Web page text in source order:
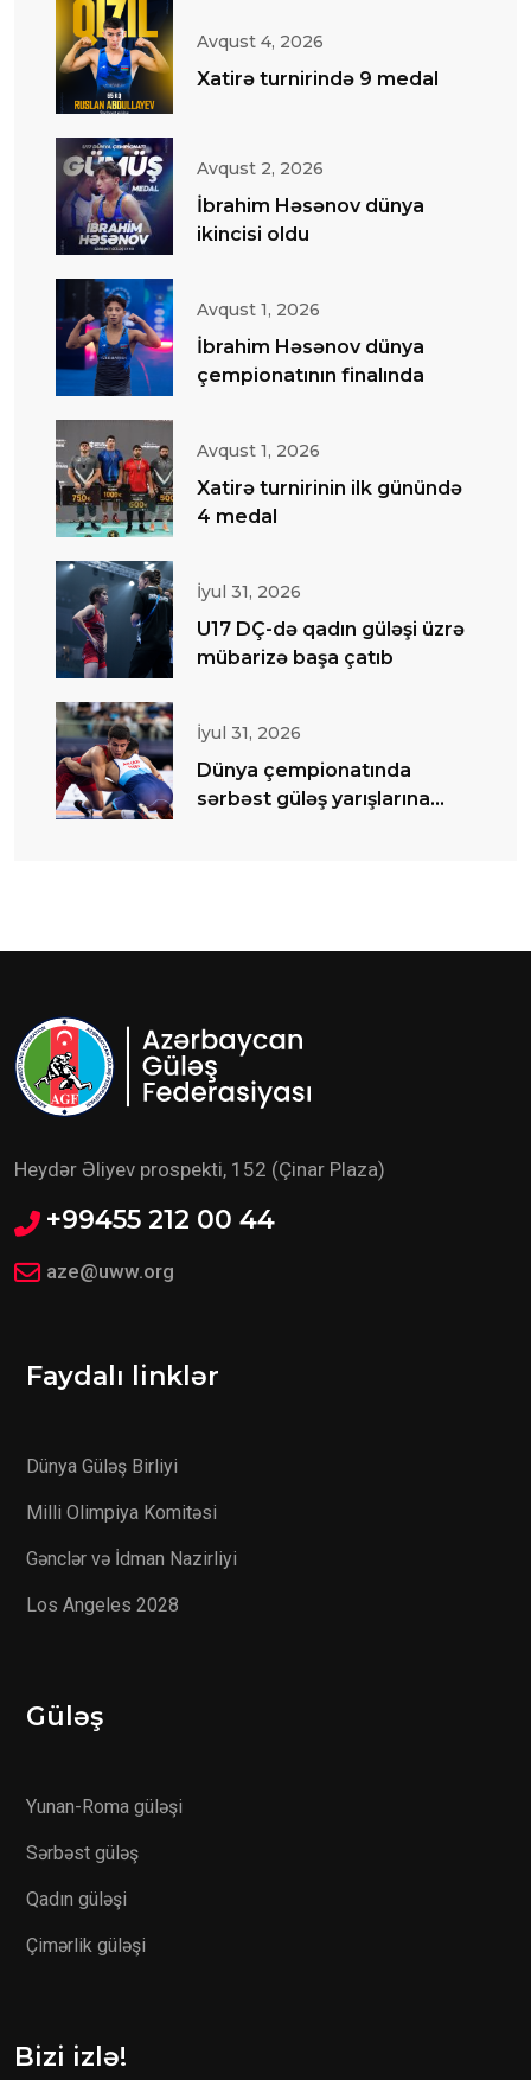
Avqust 4, 2026
Xatirə turnirində 9 medal
Avqust 2, 2026
İbrahim Həsənov dünya
ikincisi oldu
Avqust 1, 2026
İbrahim Həsənov dünya
çempionatının finalında
Avqust 1, 2026
Xatirə turnirinin ilk günündə
4 medal
İyul 31, 2026
U17 DÇ-də qadın güləşi üzrə
mübarizə başa çatıb
İyul 31, 2026
Dünya çempionatında
sərbəst güləş yarışlarına
Heydər Əliyev prospekti, 152 (Çinar Plaza)
+99455 212 00 44
aze@uww.org
Faydalı linklər
Dünya Güləş Birliyi
Milli Olimpiya Komitəsi
Gənclər və İdman Nazirliyi
Los Angeles 2028
Güləş
Yunan-Roma güləşi
Sərbəst güləş
Qadın güləşi
Çimərlik güləşi
Bizi izlə!